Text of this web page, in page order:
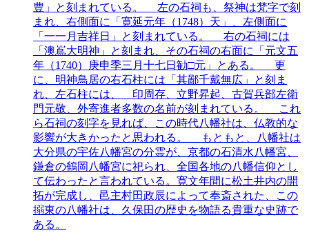
豊」と刻まれている。 左の石祠も、祭神は梵字で刻
まれ、右側面に「寛延元年（1748）天」、左側面に
「一一月吉祥日」と刻まれている。 右の石祠には
「澳嶌大明神」と刻まれ、その石祠の右面に「元文五
年（1740）庚申季三月十七日勧□元」とある。 更
に、明神鳥居の右石柱には「其鄙千戴無広」と刻ま
れ、左石柱には、 印周存、立野昇起、古賀兵部左衛
門元敬、外寄進者多数の名前が刻まれている。 これ
ら石祠の刻字を見れば、この時代八幡社は、仏教的な
影響が大きかったと思われる。 もともと、八幡社は
大分県の宇佐八幡宮の分霊が、京都の石清水八幡宮、
鎌倉の鶴岡八幡宮に祀られ、全国各地の八幡信仰とし
て伝わったと言われている。寛文年間に松土井内の開
拓が完成し、邑主村田政辰によって奉斎された、この
搦東の八幡社は、久保田の歴史を物語る貴重な史跡で
ある。